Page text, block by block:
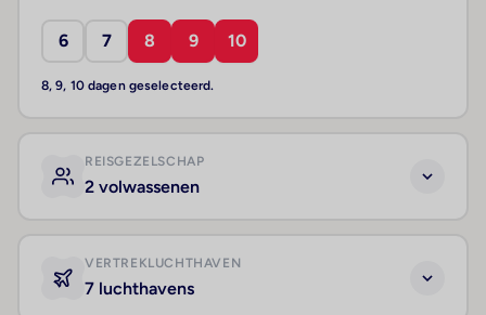
6 7 8 9 10
8, 9, 10 dagen geselecteerd.
REISGEZELSCHAP
2 volwassenen
VERTREKLUCHTHAVEN
7 luchthavens